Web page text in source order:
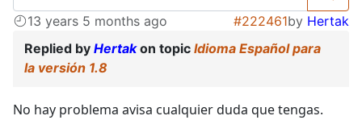
13 years 5 months ago #222461by Hertak
Replied by Hertakon topic Idioma Español para
la versión 1.8
No hay problema avisa cualquier duda que tengas.